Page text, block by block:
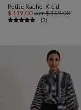
Petite Rachel Kleid
$ 119.00war$ 189.00
(3)